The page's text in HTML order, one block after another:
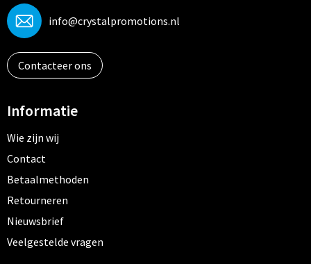
info@crystalpromotions.nl
Contacteer ons
Informatie
Wie zijn wij
Contact
Betaalmethoden
Retourneren
Nieuwsbrief
Veelgestelde vragen